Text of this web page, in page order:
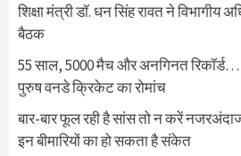
शिक्षा मंत्री डॉ. धन सिंह रावत ने विभागीय
बैठक
55 साल, 5000 मैच और अनगिनत
पुरुष वनडे क्रिकेट का रोमांच
बार-बार फूल रही है सांस तो न करें
इन बीमारियों का हो सकता है संकेत